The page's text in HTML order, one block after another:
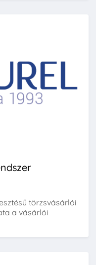
törzsvásárlói
a vásárlói